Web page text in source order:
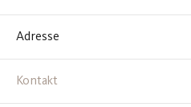
Adresse
Kontakt